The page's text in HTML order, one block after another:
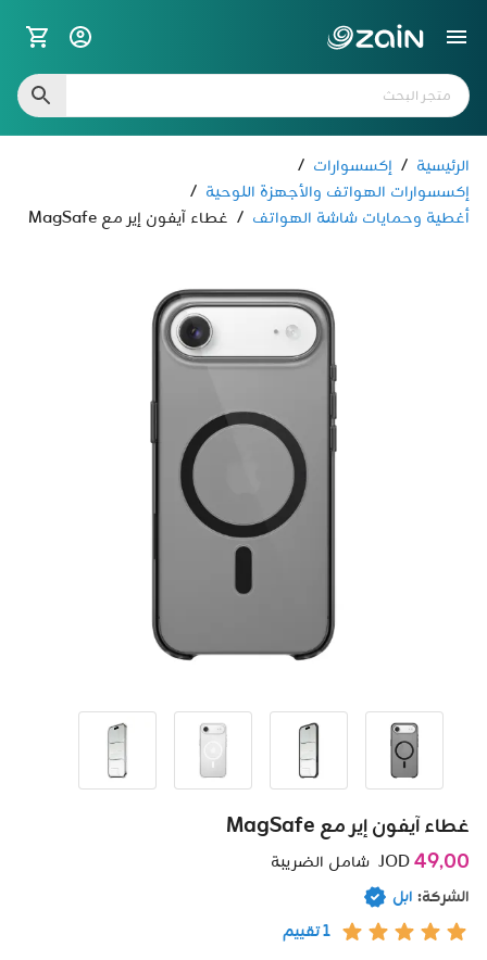
الرئيسية / إكسسوارات /
إكسسوارات الهواتف والأجهزة اللوحية /
أغطية وحمايات شاشة الهواتف / غطاء آيفون إير مع MagSafe
غطاء آيفون إير مع MagSafe
49٫00
شامل الضريبة
الشركة: ابل
1 تقييم